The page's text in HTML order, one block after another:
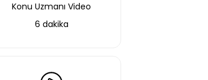
Konu Uzmanı Video
6 dakika